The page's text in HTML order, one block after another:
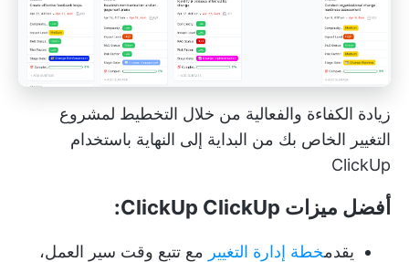
زيادة الكفاءة والفعالية من خلال التخطيط لمشروع
التغيير الخاص بك من البداية إلى النهاية باستخدام
ClickUp
أفضل ميزات ClickUp ClickUp:
يقدمخطة إدارة التغيير مع تتبع وقت سير العمل،